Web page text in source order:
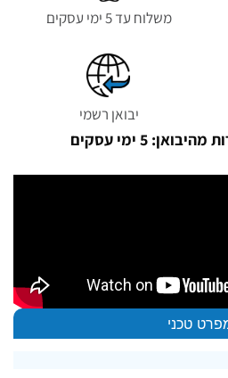
משלוח עד 5 ימי עסקים
יבואן רשמי
5 ימי עסקים
טכני